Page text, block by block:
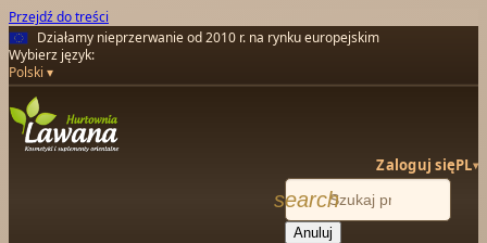
Przejdź do treści
Działamy nieprzerwanie od 2010 r. na rynku europejskim
Wybierz język:
Polski
Zaloguj sięPL▾
search
Anuluj